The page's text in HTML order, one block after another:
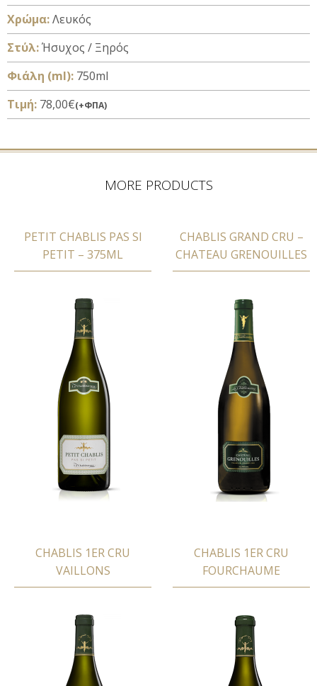
Xρώμα:Λευκός
Στύλ:Ήσυχος / Ξηρός
Φιάλη (ml): 750ml
Τιμή: 78,00€(+ΦΠΑ)
MORE PRODUCTS
PETIT CHABLIS PAS SI
PETIT – 375ML
CHABLIS GRAND CRU –
CHATEAU GRENOUILLES
CHABLIS 1ER CRU
VAILLONS
CHABLIS 1ER CRU
FOURCHAUME